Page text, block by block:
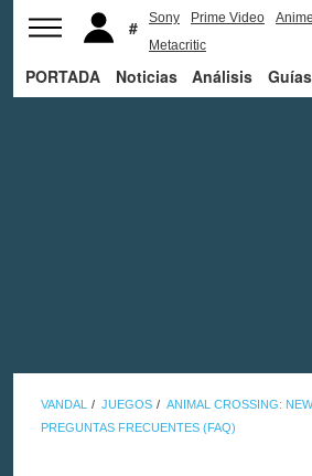
Sony Prime Video
Anime
Metacritic
PORTADA Noticias Análisis Guías
VANDAL JUEGOS ANIMAL CROSSING:
PREGUNTAS FRECUENTES (FAQ)